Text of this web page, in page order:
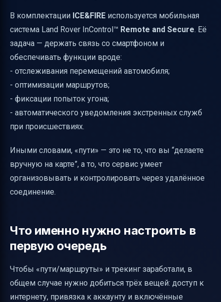
В комплектации ICE&FIRE используется мобильная
система Land Rover InControl™ Remote and Secure. Её
задача — держать связь со смартфоном и
обеспечивать функции вроде:
- отслеживания перемещений автомобиля;
- оптимизации маршрутов;
- фиксации попыток угона;
- автоматического уведомления экстренных служб
при происшествиях.
Иными словами, «пути» — это не то, что вы “делаете
вручную на карте”, а то, что сервис умеет
организовывать и контролировать через удалённое
соединение.
Что именно нужно настроить в
первую очередь
Чтобы «пути/маршруты» и трекинг заработали, в
общем случае нужно добиться трёх вещей: доступ к
интернету, привязка к аккаунту и включённые